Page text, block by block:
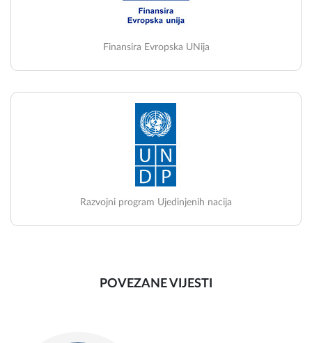
Finansira Evropska UNija
Razvojni program Ujedinjenih nacija
POVEZANE VIJESTI